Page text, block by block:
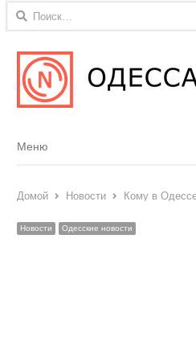
Найти:
Menu
Меню
Домой Новости Кому в
Новости Одесские новости